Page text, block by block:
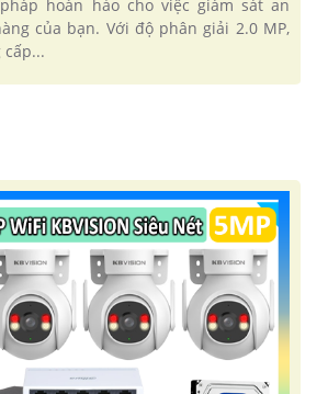
hoàn hảo cho việc giám sát an
của bạn. Với độ phân giải 2.0 MP,
cấp...